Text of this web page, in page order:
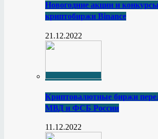
Новогодние акции и
криптобиржи Binance
21.12.2022
Криптовалютные биржи
МВД и ФСБ России
11.12.2022